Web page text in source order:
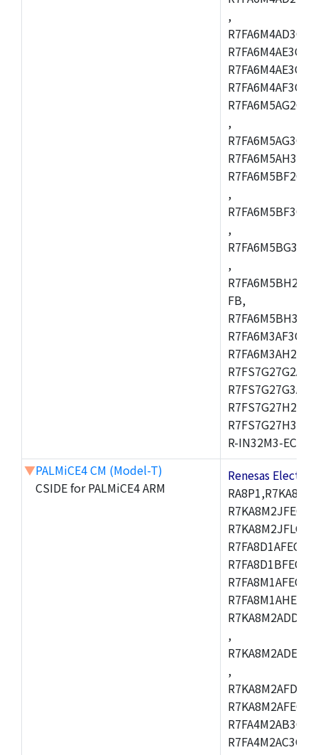
,
,
,
,
,
FB,
R-IN32M3-EC
▼PALMiCE4 CM (Model-T)
CSIDE for PALMiCE4 ARM
Renesas
,
,